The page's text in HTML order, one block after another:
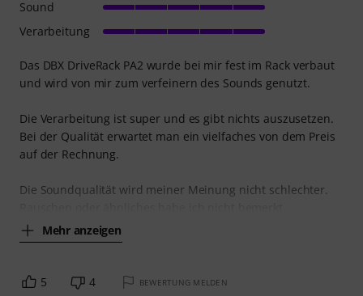
Das DBX DriveRack PA2 wurde bei mir fest im Rack verbaut
und wird von mir zum verfeinern des Sounds genutzt.
Die Verarbeitung ist super und es gibt nichts auszusetzen.
Bei der Qualität erwartet man ein vielfaches von dem Preis
auf der Rechnung.
Die Soundqualität wird meiner Meinung nicht schlechter.
Mehr anzeigen
Sound
Verarbeitung
5 4 BEWERTUNG MELDEN